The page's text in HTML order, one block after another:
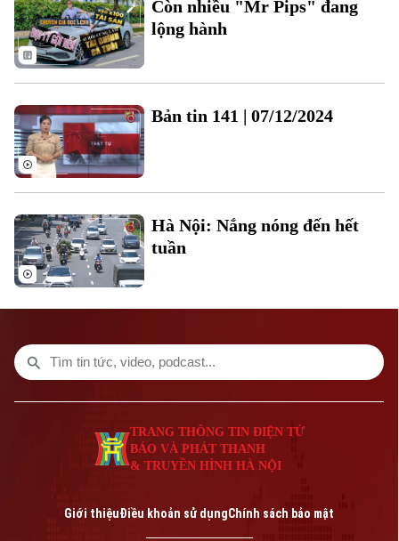
Theo dõi Hà Nội On
Thời trang
Âm nhạc
Liên hệ đường dây nóng (bấm để gọi)
Còn nhiều "Mr Pips" đang
lộng hành
Bản tin 141 | 07/12/2024
Hà Nội: Nắng nóng đến hết
tuần
TRANG THÔNG TIN ĐIỆN TỬ
BÁO VÀ PHÁT THANH
& TRUYỀN HÌNH HÀ NỘI
Giới thiệuĐiều khoản sử dụngChính sách bảo mật